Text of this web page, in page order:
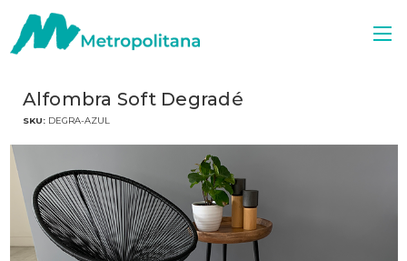
Alfombra Soft Degradé
SKU: DEGRA-AZUL